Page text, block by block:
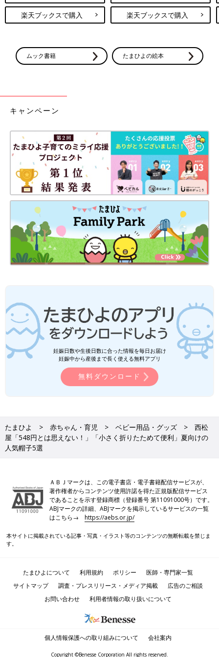
楽天ブックスで購入 楽天ブックスで購入
ムック書籍 たまひよの絵本
キャンペーン
妊娠日数や生後日数に合った情報を毎日お届け
妊娠中から産後まで長く使える無料アプリ
無料ダウンロード
たまひよ 赤ちゃん・育児 ベビー用品・グッズ
西松
屋「548円とは思えない！」「小さく折りたためて便利」夏向けの
人気帽子5選
ＡＢＪマークは、この電子書店・電子書籍配信サービスが、
著作権者からコンテンツ使用許諾を得た正規版配信サービス
であることを示す登録商標（登録番号 第11091000号）です。
ABJマークの詳細、ABJマークを掲示しているサービスの一覧
はこちら→https://aebs.or.jp/
本サイトに掲載されている記事・写真・イラスト等のコンテンツの無断転載を禁じま
す。
たまひよについて 利用規約 ポリシー
医師・専門家一覧
サイトマップ
調査・プレスリリース・メディア掲載
広告のご相談
お問い合わせ
利用者情報の取り扱いについて
個人情報保護への取り組みについて 会社案内
Copyright ©Benesse Corporation All rights reserved.